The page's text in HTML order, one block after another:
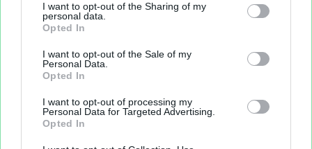
I want to opt-out of the Sharing of my
personal data.
Opted In
I want to opt-out of the Sale of my
Personal Data.
Opted In
I want to opt-out of processing my
Personal Data for Targeted Advertising.
Opted In
Copier
Code HTML - Recopiez ce code pour partager votre
fichier XLS sur un site Web: